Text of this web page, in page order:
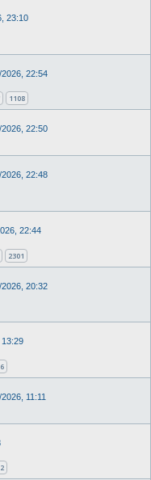
23:10
22:54
1108
22:50
22:48
22:44
2301
20:32
11:11